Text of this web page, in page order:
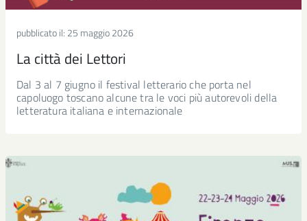
pubblicato il: 25 maggio 2026
La città dei Lettori
Dal 3 al 7 giugno il festival letterario che porta nel
capoluogo toscano alcune tra le voci più autorevoli della
letteratura italiana e internazionale